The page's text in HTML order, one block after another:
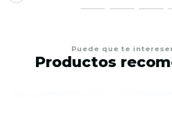
Puede que te
Productos